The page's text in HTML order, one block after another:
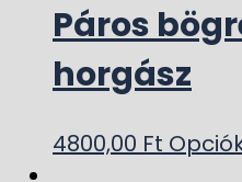
Páros
horgász
4800,00 Ft